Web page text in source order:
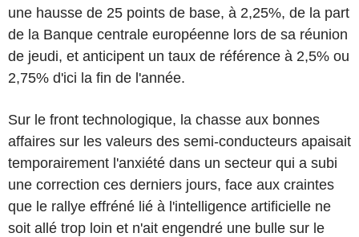
une hausse de 25 points de base, à 2,25%, de la part
de la Banque centrale européenne lors de sa réunion
de jeudi, et anticipent un taux de référence à 2,5% ou
2,75% d'ici la fin de l'année.
Sur le front technologique, la chasse aux bonnes
affaires sur les valeurs des semi-conducteurs apaisait
temporairement l'anxiété dans un secteur qui a subi
une correction ces derniers jours, face aux craintes
que le rallye effréné lié à l'intelligence artificielle ne
soit allé trop loin et n'ait engendré une bulle sur le